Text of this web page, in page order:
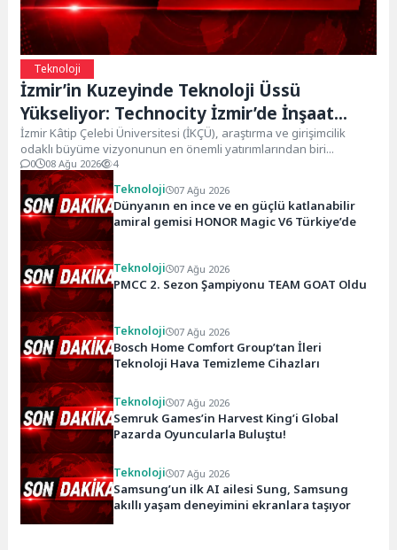
Teknoloji
İzmir’in Kuzeyinde Teknoloji Üssü
Yükseliyor: Technocity İzmir’de İnşaat
Süreci Başladı
İzmir Kâtip Çelebi Üniversitesi (İKÇÜ), araştırma ve girişimcilik
odaklı büyüme vizyonunun en önemli yatırımlarından biri...
0 08 Ağu 2026 4
Teknoloji 07 Ağu 2026
Dünyanın en ince ve en güçlü katlanabilir
amiral gemisi HONOR Magic V6 Türkiye’de
Teknoloji 07 Ağu 2026
PMCC 2. Sezon Şampiyonu TEAM GOAT Oldu
Teknoloji 07 Ağu 2026
Bosch Home Comfort Group’tan İleri
Teknoloji Hava Temizleme Cihazları
Teknoloji 07 Ağu 2026
Semruk Games’in Harvest King’i Global
Pazarda Oyuncularla Buluştu!
Teknoloji 07 Ağu 2026
Samsung’un ilk AI ailesi Sung, Samsung
akıllı yaşam deneyimini ekranlara taşıyor